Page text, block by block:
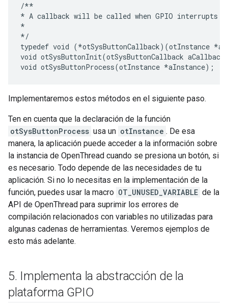
/**
* A callback will be called when GPIO interrupts
*
*/
typedef void (*otSysButtonCallback)(otInstance
void otSysButtonInit(otSysButtonCallback
Implementaremos estos métodos en el siguiente paso.
Ten en cuenta que la declaración de la función
otSysButtonProcess usa un otInstance . De esa
manera, la aplicación puede acceder a la información sobre
la instancia de OpenThread cuando se presiona un botón, si
es necesario. Todo depende de las necesidades de tu
aplicación. Si no lo necesitas en la implementación de la
función, puedes usar la macro OT_UNUSED_VARIABLE de la
API de OpenThread para suprimir los errores de
compilación relacionados con variables no utilizadas para
algunas cadenas de herramientas. Veremos ejemplos de
esto más adelante.
5. Implementa la abstracción de la
plataforma GPIO